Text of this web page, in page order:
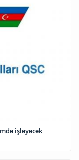
işləyəcək